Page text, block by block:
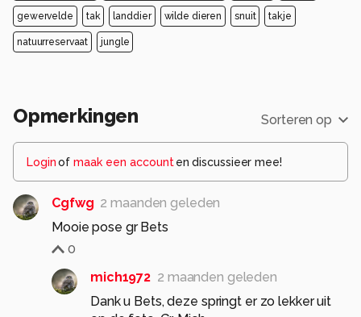
gewervelde tak landdier wilde dieren snuit takje
natuurreservaat jungle
Opmerkingen Sorteren op
Loginof maak een account en discussieer mee!
Cgfwg 2 maanden geleden
Mooie pose gr Bets
0
mich1972 2 maanden geleden
Dank u Bets, deze springt er zo lekker uit